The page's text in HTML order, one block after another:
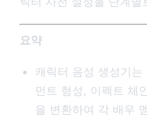
요약
캐릭터 음성 생성기
먼트 형성, 이펙트 체
을 변환하여 각 배우